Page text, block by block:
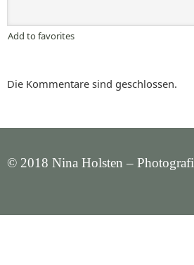
Add to favorites
Die Kommentare sind geschlossen.
© 2018 Nina Holsten –